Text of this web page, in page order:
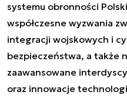
systemu obronności
współczesne wyzwania
integracji wojskowych i
bezpieczeństwa, a także
zaawansowane
oraz innowacje